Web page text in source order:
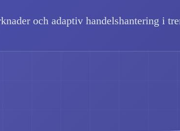
och adaptiv handelshantering i